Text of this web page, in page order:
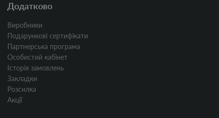
Додатково
Виробники
Подарункові сертифікати
Партнерська програма
Особистий кабінет
Історія замовлень
Закладки
Розсилка
Акції